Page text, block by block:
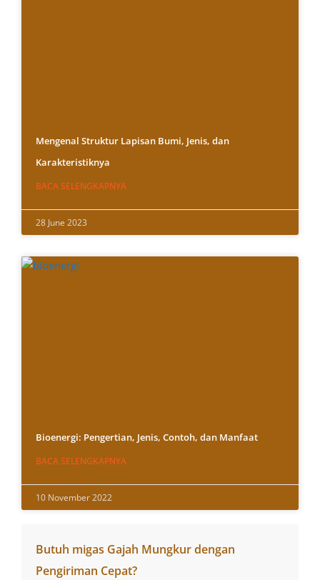
Mengenal Struktur Lapisan Bumi, Jenis, dan
Karakteristiknya
BACA SELENGKAPNYA
28 June 2023
Bioenergi: Pengertian, Jenis, Contoh, dan Manfaat
BACA SELENGKAPNYA
10 November 2022
Butuh migas Gajah Mungkur dengan
Pengiriman Cepat?